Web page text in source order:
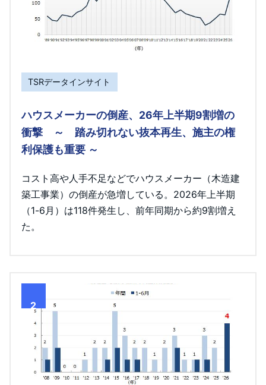
TSRデータインサイト
ハウスメーカーの倒産、26年上半期9割増の
衝撃 ～ 踏み切れない抜本再生、施主の権
利保護も重要 ～
コスト高や人手不足などでハウスメーカー（木造建
築工事業）の倒産が急増している。2026年上半期
（1-6月）は118件発生し、前年同期から約9割増え
た。
2